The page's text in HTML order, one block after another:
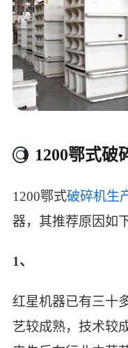
1200鄂式破
1200鄂式破碎机生
器，其推荐原因如下
1、
红星机器已有三十
艺较成熟，技术较